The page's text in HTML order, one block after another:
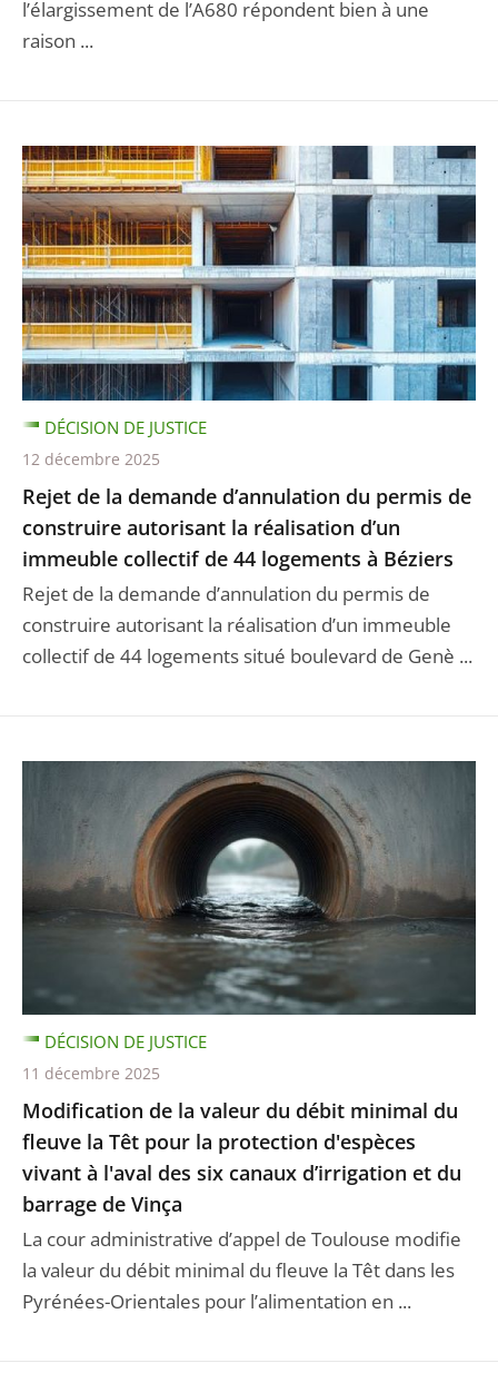
l’élargissement de l’A680 répondent bien à une
raison ...
Rejet de la demande d’annulation du permis de
construire autorisant la réalisation d’un
immeuble collectif de 44 logements à Béziers
Rejet de la demande d’annulation du permis de
construire autorisant la réalisation d’un immeuble
collectif de 44 logements situé boulevard de Genè ...
DÉCISION DE JUSTICE
12 décembre 2025
Modification de la valeur du débit minimal du
fleuve la Têt pour la protection d'espèces
vivant à l'aval des six canaux d’irrigation et du
barrage de Vinça
La cour administrative d’appel de Toulouse modifie
la valeur du débit minimal du fleuve la Têt dans les
Pyrénées-Orientales pour l’alimentation en ...
DÉCISION DE JUSTICE
11 décembre 2025